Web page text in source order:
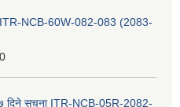
ITR-NCB-60W-082-083 (2083-
दिने सूचना ITR-NCB-05R-2082-